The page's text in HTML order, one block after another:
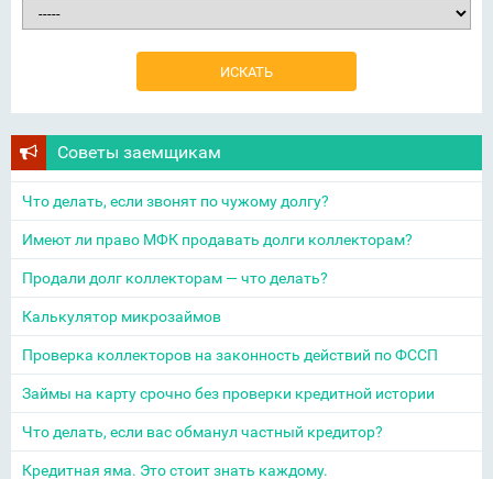
Советы заемщикам
Что делать, если звонят по чужому долгу?
Имеют ли право МФК продавать долги коллекторам?
Продали долг коллекторам — что делать?
Калькулятор микрозаймов
Проверка коллекторов на законность действий по ФССП
Займы на карту срочно без проверки кредитной истории
Что делать, если вас обманул частный кредитор?
Кредитная яма. Это стоит знать каждому.